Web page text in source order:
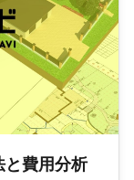
と費用分析